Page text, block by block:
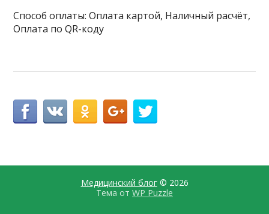
Способ оплаты: Оплата картой, Наличный расчёт,
Оплата по QR-коду
Медицинский блог© 2026
Тема от WP Puzzle